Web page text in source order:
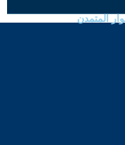
المتمدن